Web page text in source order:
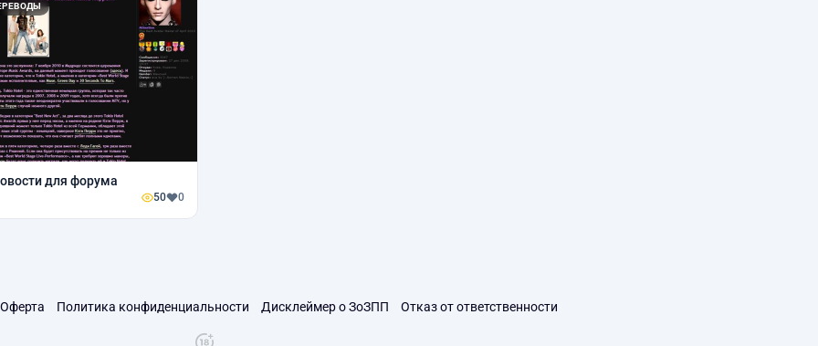
для форума
50 0
Оферта Политика конфиденциальности Дисклеймер о ЗоЗПП Отказ от ответственности